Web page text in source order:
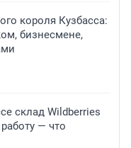
короля Кузбасса:
бизнесмене,
склад Wildberries
— что